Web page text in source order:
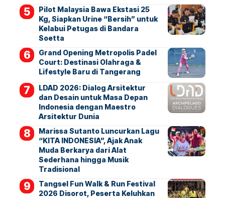
Pilot Malaysia Bawa Ekstasi 25
Kg, Siapkan Urine “Bersih” untuk
Kelabui Petugas di Bandara
Soetta
Grand Opening Metropolis Padel
Court: Destinasi Olahraga &
Lifestyle Baru di Tangerang
LDAD 2026: Dialog Arsitektur
dan Desain untuk Masa Depan
Indonesia dengan Maestro
Arsitektur Dunia
Marissa Sutanto Luncurkan Lagu
“KITA INDONESIA”, Ajak Anak
Muda Berkarya dari Alat
Sederhana hingga Musik
Tradisional
Tangsel Fun Walk & Run Festival
2026 Disorot, Peserta Keluhkan